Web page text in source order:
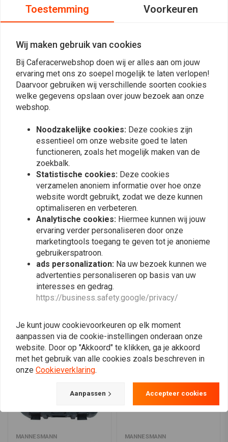
Reviews
Doet wat het moet doen. Onmisbaar bij het
met de hand vervangen van een motorband!
(Dat, siliconenspray en 'Elbow grease').
Read more...
met de hand
(Dat,
Plaats ook een review
Vergelijkbare producten
MANNESMANN MANNESMANN
Toestemming Voorkeuren
Wij maken gebruik van cookies
Bij Caferacerwebshop doen wij er alles aan om jouw
ervaring met ons zo soepel mogelijk te laten verlopen!
Daarvoor gebruiken wij verschillende soorten cookies
welke gegevens opslaan over jouw bezoek aan onze
webshop.
Noodzakelijke cookies: Deze cookies zijn
essentieel om onze website goed te laten
functioneren, zoals het mogelijk maken van de
zoekbalk.
Statistische cookies: Deze cookies
verzamelen anoniem informatie over hoe onze
website wordt gebruikt, zodat we deze kunnen
optimaliseren en verbeteren.
Analytische cookies: Hiermee kunnen wij jouw
ervaring verder personaliseren door onze
marketingtools toegang te geven tot je anonieme
gebruikerspatroon.
ads personalization: Na uw bezoek kunnen we
advertenties personaliseren op basis van uw
interesses en gedrag.
https://business.safety.google/privacy/
Je kunt jouw cookievoorkeuren op elk moment
aanpassen via de cookie-instellingen onderaan onze
website. Door op "Akkoord" te klikken, ga je akkoord
met het gebruik van alle cookies zoals beschreven in
onze Cookieverklaring.
Aanpassen Accepteer cookies